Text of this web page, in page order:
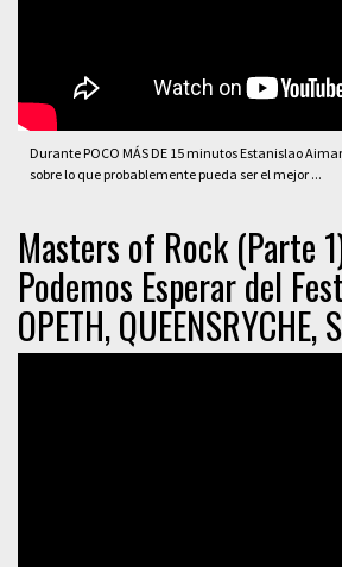
Durante POCO MÁS DE 15 minutos Estanislao
sobre lo que probablemente pueda ser el mejor ...
Masters of Rock (Parte
Podemos Esperar del
OPETH, QUEENSRYCHE,